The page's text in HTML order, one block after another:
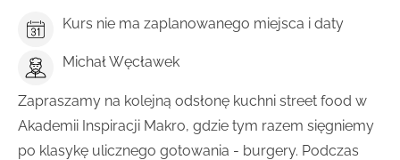
Kurs nie ma zaplanowanego miejsca i daty
Michał Węcławek
Zapraszamy na kolejną odsłonę kuchni street food w
Akademii Inspiracji Makro, gdzie tym razem sięgniemy
po klasykę ulicznego gotowania - burgery. Podczas